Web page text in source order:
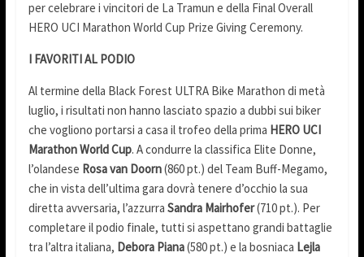
per celebrare i vincitori de La Tramun e della Final Overall
HERO UCI Marathon World Cup Prize Giving Ceremony.
I FAVORITI AL PODIO
Al termine della Black Forest ULTRA Bike Marathon di metà
luglio, i risultati non hanno lasciato spazio a dubbi sui biker
che vogliono portarsi a casa il trofeo della prima HERO UCI
Marathon World Cup. A condurre la classifica Elite Donne,
l’olandese Rosa van Doorn(860 pt.) del Team Buff-Megamo,
che in vista dell’ultima gara dovrà tenere d’occhio la sua
diretta avversaria, l’azzurra Sandra Mairhofer(710 pt.). Per
completare il podio finale, tutti si aspettano grandi battaglie
tra l’altra italiana, Debora Piana(580 pt.) e la bosniaca Lejla